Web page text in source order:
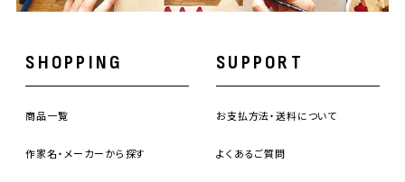
SHOPPING
商品一覧
作家名・メーカーから探す
SUPPORT
お支払方法・送料について
よくあるご質問